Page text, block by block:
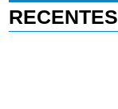
RECENTES